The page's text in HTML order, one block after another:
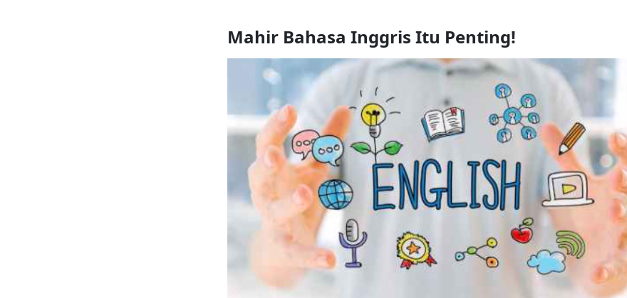
Mahir Bahasa Inggris Itu Penting!